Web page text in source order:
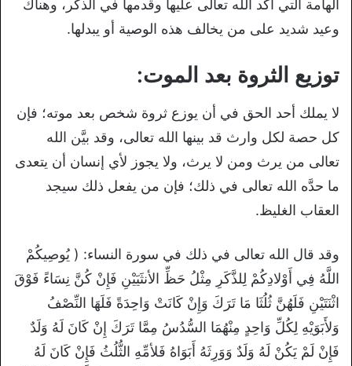
الهامة التي أكد الله تعالى عليها وقدمها في الذكر، وهناك
وعيد شديد على من يخالف هذه الوصية أو يبدلها.
توزيع الثروة بعد الموت:
لا يملك أحد الحق في أن يوزع ثروة شخص بعد موته؛ فإن
كل حصة لكل وارث قد بينها الله تعالى، وقد بيَّن الله
تعالى من يرث ومن لا يرث، ولا يجوز لأي إنسان أن يتعدى
ما حدَّه الله تعالى في ذلك؛ فإن من يفعل ذلك سيجد
العقاب الغليظ.
وقد قال الله تعالى في ذلك في سورة النساء: ( يُوصِيكُمْ
اللَّهُ فِي أَوْلادِكُمْ لِلذَّكَرِ مِثْلُ حَظِّ الأنثَيَيْنِ فَإِنْ كُنَّ نِسَاءً فَوْقَ
اثْنَتَيْنِ فَلَهُنَّ ثُلُثَا مَا تَرَكَ وَإِنْ كَانَتْ وَاحِدَةً فَلَهَا النِّصْفُ
وَلأَبَوَيْهِ لِكُلِّ وَاحِدٍ مِنْهُمَا السُّدُسُ مِمَّا تَرَكَ إِنْ كَانَ لَهُ وَلَدٌ
فَإِنْ لَمْ يَكُنْ لَهُ وَلَدٌ وَوَرِثَهُ أَبَوَاهُ فَلأمِّهِ الثُّلُثُ فَإِنْ كَانَ لَهُ